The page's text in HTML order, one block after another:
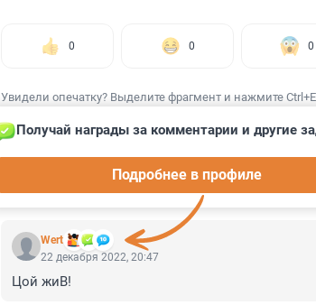
0 0 0
Увидели опечатку? Выделите фрагмент и нажмите
КОММЕНТАРИИ 10
Wert
Получай награды за комментарии и другие
Подробнее в профиле
22 декабря 2022, 20:47
Цой жиВ!